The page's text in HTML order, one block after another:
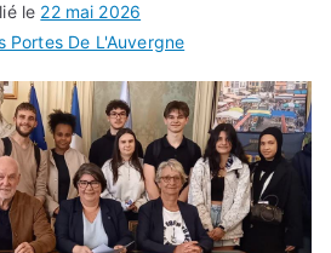
le 22 mai 2026
Portes De L'Auvergne